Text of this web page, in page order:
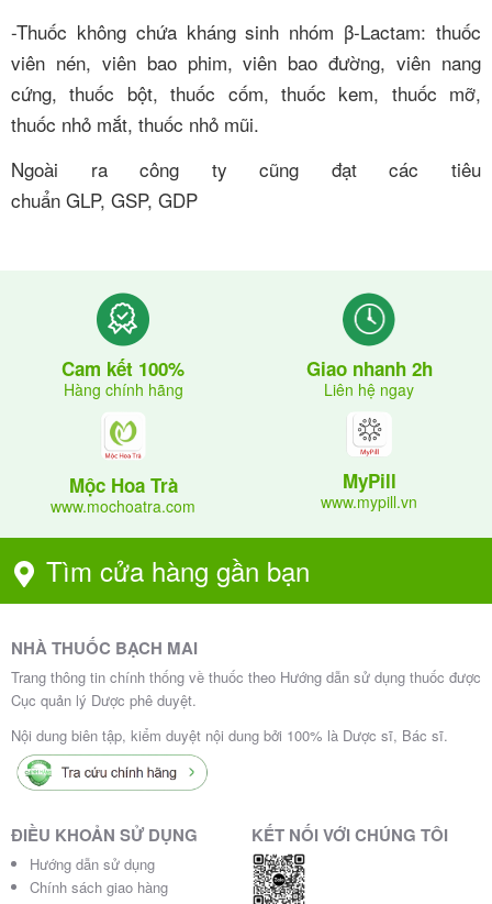
-Thuốc không chứa kháng sinh nhóm β-Lactam: thuốc
viên nén, viên bao phim, viên bao đường, viên nang
cứng, thuốc bột, thuốc cốm, thuốc kem, thuốc mỡ,
thuốc nhỏ mắt, thuốc nhỏ mũi.
Ngoài ra công ty cũng đạt các tiêu
chuẩn GLP, GSP, GDP
Cam kết 100%
Hàng chính hãng
Giao nhanh 2h
Liên hệ ngay
Mộc Hoa Trà
www.mochoatra.com
MyPill
www.mypill.vn
Tìm cửa hàng gần bạn
NHÀ THUỐC BẠCH MAI
Trang thông tin chính thống về thuốc theo Hướng dẫn sử dụng thuốc được
Cục quản lý Dược phê duyệt.
Nội dung biên tập, kiểm duyệt nội dung bởi 100% là Dược sĩ, Bác sĩ.
ĐIỀU KHOẢN SỬ DỤNG
Hướng dẫn sử dụng
Chính sách giao hàng
KẾT NỐI VỚI CHÚNG TÔI